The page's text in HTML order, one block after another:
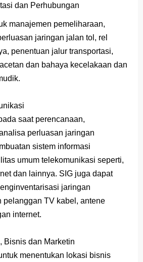
dan Perhubungan
manajemen pemeliharaan,
jaringan jalan tol, rel
penentuan jalur transportasi,
dan bahaya kecelakaan dan
saat perencanaan,
perluasan jaringan
sistem informasi
umum telekomunikasi seperti,
dan lainnya. SIG juga dapat
jaringan
pelanggan TV kabel, antene
internet.
Bisnis dan Marketin
menentukan lokasi bisnis